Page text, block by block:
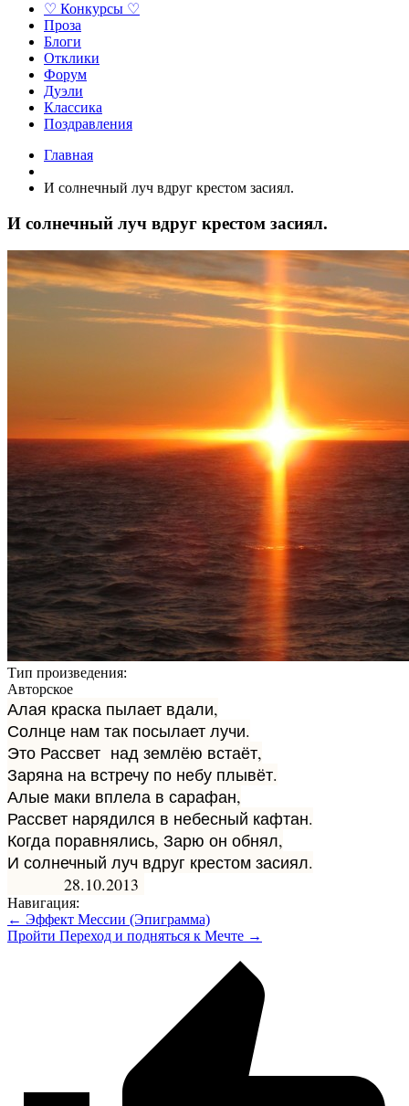
♡ Конкурсы ♡
Проза
Блоги
Отклики
Форум
Дуэли
Классика
Поздравления
Главная
И солнечный луч вдруг крестом засиял.
И солнечный луч вдруг крестом засиял.
Тип произведения:
Авторское
Алая краска пылает вдали,
Солнце нам так посылает лучи.
Это Рассвет над землёю встаёт,
Заряна на встречу по небу плывёт.
Алые маки вплела в сарафан,
Рассвет нарядился в небесный кафтан.
Когда поравнялись, Зарю он обнял,
И солнечный луч вдруг крестом засиял.
28.10.2013
Навигация:
← Эффект Мессии (Эпиграмма)
Пройти Переход и подняться к Мечте →